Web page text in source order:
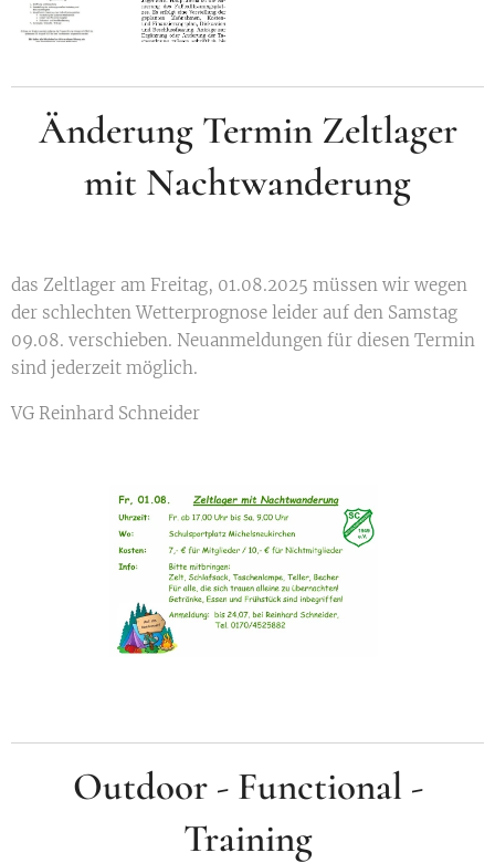
Änderung Termin Zeltlager
mit Nachtwanderung
das Zeltlager am Freitag, 01.08.2025 müssen wir wegen
der schlechten Wetterprognose leider auf den Samstag
09.08. verschieben. Neuanmeldungen für diesen Termin
sind jederzeit möglich.
VG Reinhard Schneider
Outdoor - Functional -
Training